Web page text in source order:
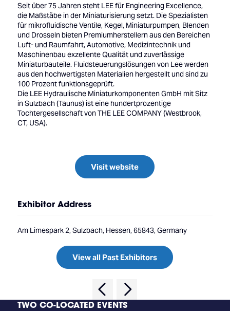
Seit über 75 Jahren steht LEE für Engineering Excellence,
die Maßstäbe in der Miniaturisierung setzt. Die Spezialisten
für mikrofluidische Ventile, Kegel, Miniaturpumpen, Blenden
und Drosseln bieten Premiumherstellern aus den Bereichen
Luft- und Raumfahrt, Automotive, Medizintechnik und
Maschinenbau exzellente Qualität und zuverlässige
Miniaturbauteile. Fluidsteuerungslösungen von Lee werden
aus den hochwertigsten Materialien hergestellt und sind zu
100 Prozent funktionsgeprüft.
Die LEE Hydraulische Miniaturkomponenten GmbH mit Sitz
in Sulzbach (Taunus) ist eine hundertprozentige
Tochtergesellschaft von THE LEE COMPANY (Westbrook,
CT, USA).
Visit website
Exhibitor Address
Am Limespark 2, Sulzbach, Hessen, 65843, Germany
View all Past Exhibitors
TWO CO-LOCATED EVENTS